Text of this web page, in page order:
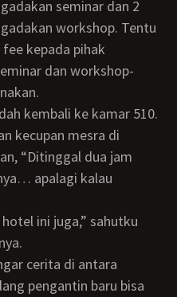
seminar dan 2
workshop. Tentu
kepada pihak
dan workshop-
kecupan mesra di
“Ditinggal dua jam
apalagi kalau
pengantin baru bisa